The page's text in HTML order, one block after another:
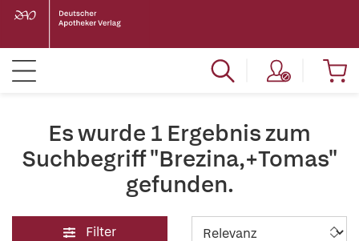
Es wurde 1 Ergebnis zum
Suchbegriff "Brezina,+Tomas"
gefunden.
Filter